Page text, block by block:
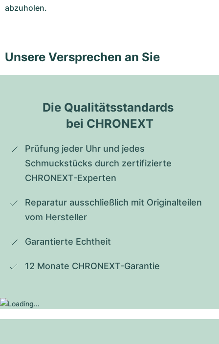
abzuholen.
Unsere Versprechen an Sie
Die Qualitätsstandards
bei CHRONEXT
Prüfung jeder Uhr und jedes
Schmuckstücks durch zertifizierte
CHRONEXT-Experten
Reparatur ausschließlich mit Originalteilen
vom Hersteller
Garantierte Echtheit
12 Monate CHRONEXT-Garantie